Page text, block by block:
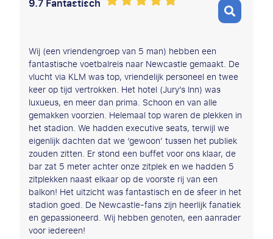
Wij (een vriendengroep van 5 man) hebben een
fantastische voetbalreis naar Newcastle gemaakt. De
vlucht via KLM was top, vriendelijk personeel en twee
keer op tijd vertrokken. Het hotel (Jury’s Inn) was
luxueus, en meer dan prima. Schoon en van alle
gemakken voorzien. Helemaal top waren de plekken in
het stadion. We hadden executive seats, terwijl we
eigenlijk dachten dat we ‘gewoon’ tussen het publiek
zouden zitten. Er stond een buffet voor ons klaar, de
bar zat 5 meter achter onze zitplek en we hadden 5
zitplekken naast elkaar op de voorste rij van een
balkon! Het uitzicht was fantastisch en de sfeer in het
stadion goed. De Newcastle-fans zijn heerlijk fanatiek
en gepassioneerd. Wij hebben genoten, een aanrader
voor iedereen!